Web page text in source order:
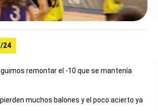
24
remontar el -10 que se mantenía
muchos balones y el poco acierto ya